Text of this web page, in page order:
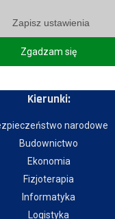
Instytut Pedagogiczny
Kierunki:
narodowe
Budownictwo
Ekonomia
Fizjoterapia
Informatyka
Logistyka
Zapisz ustawienia
Zgadzam się